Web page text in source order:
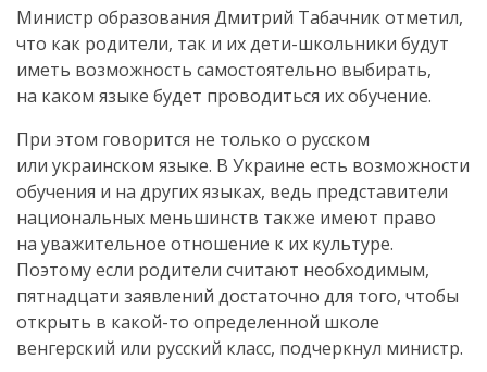
Министр образования Дмитрий Табачник отметил,
что как родители, так и ихдети-школьники будут
иметь возможность самостоятельно выбирать,
на каком языке будет проводиться их обучение.
При этом говорится не только о русском
или украинском языке. В Украине есть возможности
обучения и на других языках, ведь представители
национальных меньшинств также имеют право
на уважительное отношение к их культуре.
Поэтому если родители считают необходимым,
пятнадцати заявлений достаточно для того, чтобы
открыть в какой-то определенной школе
венгерский или русский класс, подчеркнул министр.